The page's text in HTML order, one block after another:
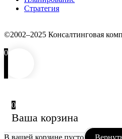
Стратегия
©2002–2025 Консалтинговая
0
0
Ваша корзина